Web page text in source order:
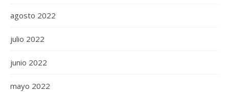
agosto 2022
julio 2022
junio 2022
mayo 2022